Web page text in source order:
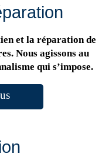
et la réparation de
Nous agissons au
qui s’impose.